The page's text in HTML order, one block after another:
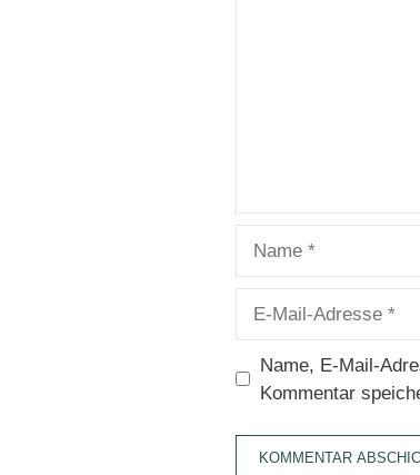
Adresse
Name, E-Mail-
Kommentar